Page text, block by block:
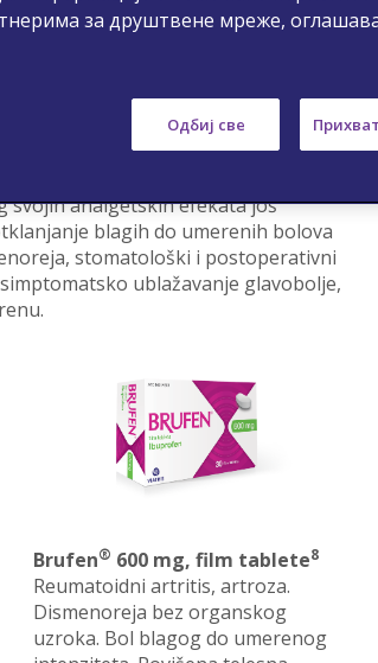
reumatskih stanja Brufen®je
u donjem delu leđa. Brufen®se
povreda mekog tkiva kao što su
svojih analgetskih efekata još
blagih do umerenih bolova
stomatološki i postoperativni
ublažavanje glavobolje,
Brufen® 600 mg, film tablete8
Reumatoidni artritis, artroza.
Dismenoreja bez organskog
uzroka. Bol blagog do umerenog
за друштвене мреже,
Одбиј све